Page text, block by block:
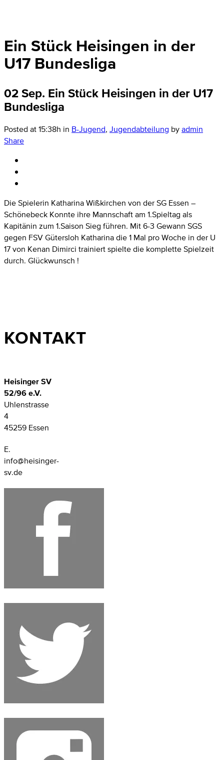
Ein Stück Heisingen in der
U17 Bundesliga
02 Sep. Ein Stück Heisingen in der U17
Bundesliga
Posted at 15:38h in B-Jugend, Jugendabteilung byadmin
Share
Die Spielerin Katharina Wißkirchen von der SG Essen –
Schönebeck Konnte ihre Mannschaft am 1.Spieltag als
Kapitänin zum 1.Saison Sieg führen. Mit 6-3 Gewann SGS
gegen FSV Gütersloh Katharina die 1 Mal pro Woche in der U
17 von Kenan Dimirci trainiert spielte die komplette Spielzeit
durch. Glückwunsch !
KONTAKT
Heisinger SV
52/96 e.V.
Uhlenstrasse
4
45259 Essen
E.
info@heisinger-
sv.de